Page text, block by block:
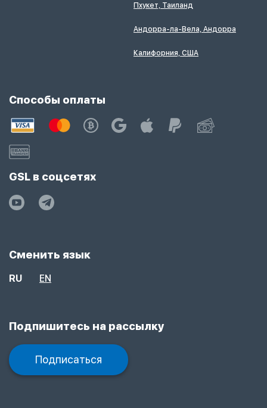
Пхукет, Таиланд
Андорра-ла-Вела, Андорра
Калифорния, США
Способы оплаты
GSL в соцсетях
Сменить язык
RU EN
Подпишитесь на рассылку
Подписаться